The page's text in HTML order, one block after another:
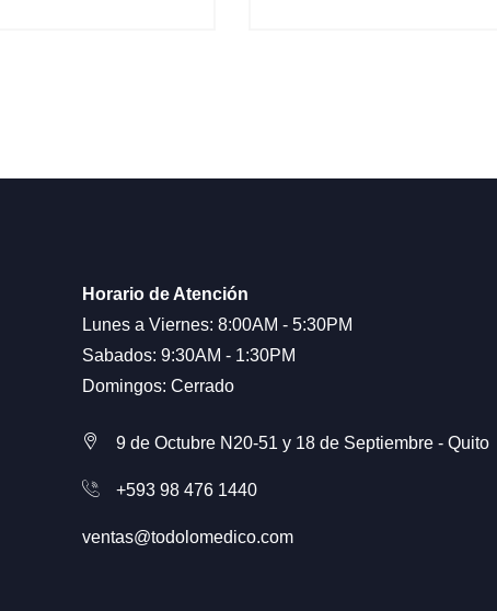
Horario de Atención
Lunes a Viernes: 8:00AM - 5:30PM
Sabados: 9:30AM - 1:30PM
Domingos: Cerrado
9 de Octubre N20-51 y 18 de Septiembre - Quito
+593 98 476 1440
ventas@todolomedico.com